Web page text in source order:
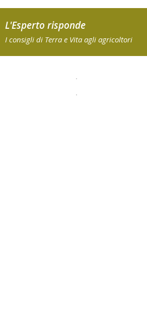
L'Esperto risponde
I consigli di Terra e Vita agli agricoltori